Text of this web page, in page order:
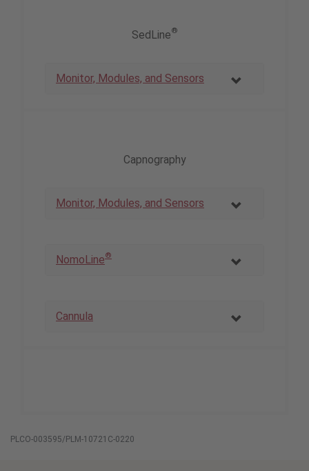
SedLine®
Monitor, Modules, and Sensors
Capnography
Monitor, Modules, and Sensors
NomoLine®
Cannula
PLCO-003595/PLM-10721C-0220